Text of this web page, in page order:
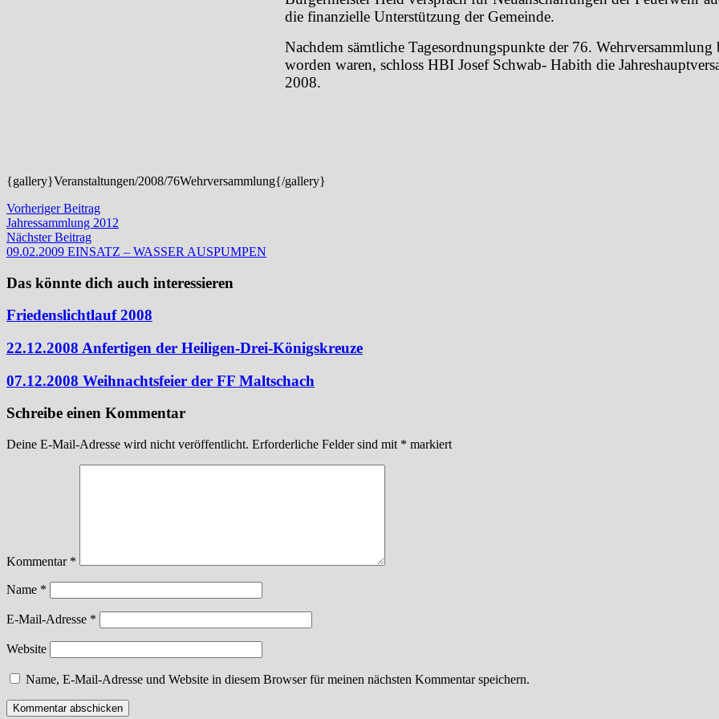
die finanzielle Unterstützung der Gemeinde.
Nachdem sämtliche Tagesordnungspunkte der 76. Wehrversammlung
worden waren, schloss HBI Josef Schwab- Habith die
2008.
{gallery}Veranstaltungen/2008/76Wehrversammlung{/gallery}
Beitragsnavigation
Vorheriger BeitragVorheriger
Beitrag:
Jahressammlung 2012
Nächster BeitragNächster
Beitrag:
09.02.2009 EINSATZ – WASSER AUSPUMPEN
Das könnte dich auch interessieren
Friedenslichtlauf 2008
22.12.2008 Anfertigen der Heiligen-Drei-Königskreuze
07.12.2008 Weihnachtsfeier der FF Maltschach
Schreibe einen Kommentar
Deine E-Mail-Adresse wird nicht veröffentlicht. Erforderliche Felder sind mit * markiert
Kommentar *
Name *
E-Mail-Adresse *
Website
Name, E-Mail-Adresse und Website in diesem Browser für meinen nächsten Kommentar speichern.